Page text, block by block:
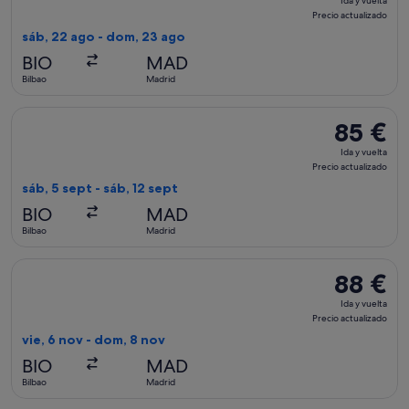
y
Precio actualizado
sáb, 22 ago - dom, 23 ago
BIO
Bilbao
MAD
Madrid
85 €
Ida
y
85 €
Ida y vuelta
Precio actualizado
sáb, 5 sept - sáb, 12 sept
BIO
Bilbao
MAD
Madrid
88 €
Ida
y
88 €
Ida y vuelta
Precio actualizado
vie, 6 nov - dom, 8 nov
BIO
Bilbao
MAD
Madrid